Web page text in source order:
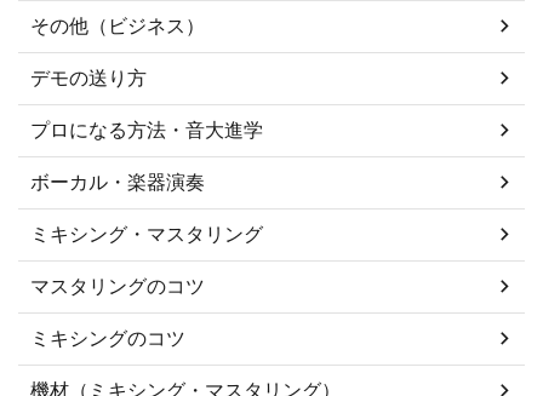
その他（ビジネス）
デモの送り方
プロになる方法・音大進学
ボーカル・楽器演奏
ミキシング・マスタリング
マスタリングのコツ
ミキシングのコツ
機材（ミキシング・マスタリング）